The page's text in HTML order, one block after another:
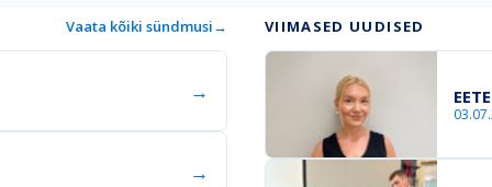
Vaata kõiki sündmusi→
→
→
VIIMASED UUDISED